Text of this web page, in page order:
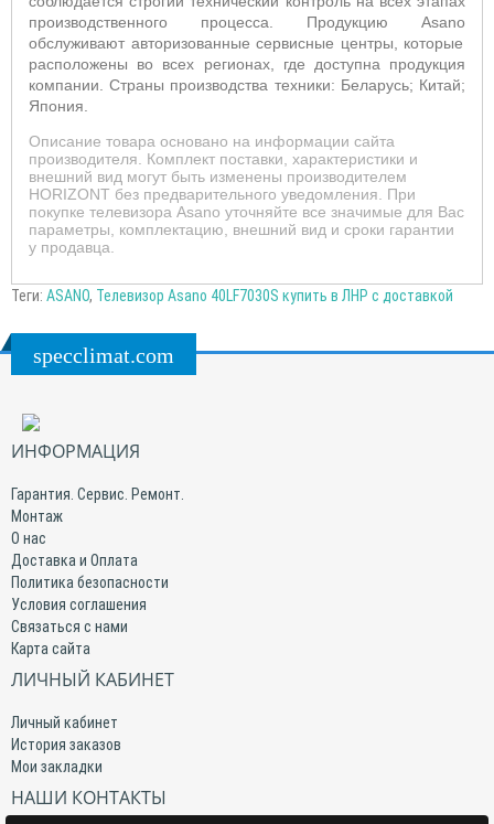
производственного процесса. Продукцию Asano
обслуживают авторизованные сервисные центры, которые
расположены во всех регионах, где доступна продукция
компании. Страны производства техники: Беларусь; Китай;
Япония.
Описание товара основано на информации сайта
производителя. Комплект поставки, характеристики и
внешний вид могут быть изменены производителем
HORIZONT без предварительного уведомления. При
покупке телевизора Asano уточняйте все значимые для Вас
параметры, комплектацию, внешний вид и сроки гарантии
у продавца.
Теги: ASANO, Телевизор Asano 40LF7030S купить в ЛНР с доставкой
specclimat.com
ИНФОРМАЦИЯ
Гарантия. Сервис. Ремонт.
Монтаж
О нас
Доставка и Оплата
Политика безопасности
Условия соглашения
Связаться с нами
Карта сайта
ЛИЧНЫЙ КАБИНЕТ
Личный кабинет
История заказов
Мои закладки
НАШИ КОНТАКТЫ